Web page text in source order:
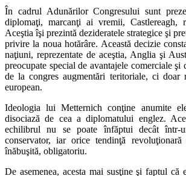
În cadrul Adunărilor Congresului sunt
diplomaţi, marcanţi ai vremii, Castlereagh,
Aceştia îşi prezintă dezideratele strategice şi
privire la noua hotărâre. Această decizie
naţiuni, reprezentate de aceştia, Anglia şi
preocupate special de avantajele comerciale şi
de la congres augmentări teritoriale, ci doar
european.
Ideologia lui Metternich conţine anumite
disociază de cea a diplomatului englez.
echilibrul nu se poate înfăptui decât într-
conservator, iar orice tendinţă
înăbuşită, obligatoriu.
De asemenea, acesta mai susţine şi faptul că